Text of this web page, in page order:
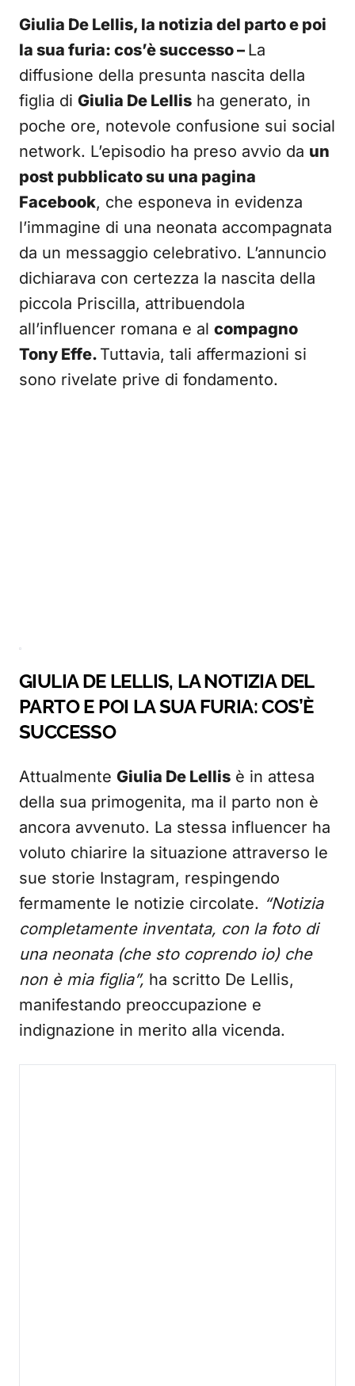
Giulia De Lellis, la notizia del parto e poi
la sua furia: cos’è successo – La
diffusione della presunta nascita della
figlia di Giulia De Lellis ha generato, in
poche ore, notevole confusione sui social
network. L’episodio ha preso avvio da un
post pubblicato su una pagina
Facebook, che esponeva in evidenza
l’immagine di una neonata accompagnata
da un messaggio celebrativo. L’annuncio
dichiarava con certezza la nascita della
piccola Priscilla, attribuendola
all’influencer romana e al compagno
Tony Effe. Tuttavia, tali affermazioni si
sono rivelate prive di fondamento.
GIULIA DE LELLIS, LA NOTIZIA DEL
PARTO E POI LA SUA FURIA: COS’È
SUCCESSO
Attualmente Giulia De Lellis è in attesa
della sua primogenita, ma il parto non è
ancora avvenuto. La stessa influencer ha
voluto chiarire la situazione attraverso le
sue storie Instagram, respingendo
fermamente le notizie circolate. “Notizia
completamente inventata, con la foto di
una neonata (che sto coprendo io) che
non è mia figlia”, ha scritto De Lellis,
manifestando preoccupazione e
indignazione in merito alla vicenda.